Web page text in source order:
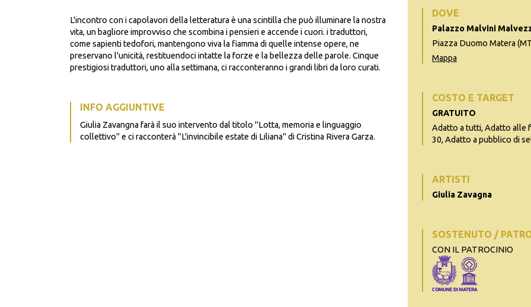
L'incontro con i capolavori della letteratura è una scintilla che può illuminare la nostra
vita, un bagliore improvviso che scombina i pensieri e accende i cuori. i traduttori,
come sapienti tedofori, mantengono viva la fiamma di quelle intense opere, ne
preservano l'unicità, restituendoci intatte la forze e la bellezza delle parole. Cinque
prestigiosi traduttori, uno alla settimana, ci racconteranno i grandi libri da loro curati.
INFO AGGIUNTIVE
Giulia Zavangna farà il suo intervento dal titolo "Lotta, memoria e linguaggio
collettivo" e ci racconterà "L'invincibile estate di Liliana" di Cristina Rivera Garza.
DOVE
Palazzo Malvini
Piazza Duomo Matera
Mappa
COSTO E TARGET
GRATUITO
Adatto a tutti, Adatto alle
30, Adatto a pubblico di
ARTISTI
Giulia Zavagna
SOSTENUTO /
CON IL PATROCINIO